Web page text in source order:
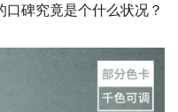
口碑究竟是个什么状况？